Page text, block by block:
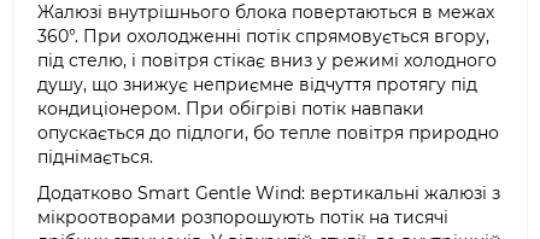
Жалюзі внутрішнього блока повертаються в межах
360°. При охолодженні потік спрямовується вгору,
під стелю, і повітря стікає вниз у режимі холодного
душу, що знижує неприємне відчуття протягу під
кондиціонером. При обігріві потік навпаки
опускається до підлоги, бо тепле повітря природно
піднімається.
Додатково Smart Gentle Wind: вертикальні жалюзі з
мікроотворами розпорошують потік на тисячі